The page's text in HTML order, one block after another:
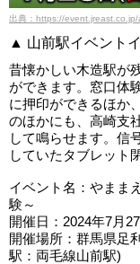
出典：https://
▲ 山前駅イベント
昔懐かしい木造駅が
ができます。窓口体
に押印ができるほか
のほかにも、高崎支
して鳴らせます。信
していたタブレット
イベント名：やまま
験～
開催日：2024年7月
開催場所：群馬県足
駅：両毛線山前駅)